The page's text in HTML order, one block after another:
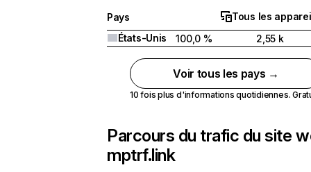
Pays
Tous les
États-Unis
100,0 % 2,55 k
Voir tous les pays →
10 fois plus d'informations quotidiennes.
Parcours du trafic du site
mptrf.link